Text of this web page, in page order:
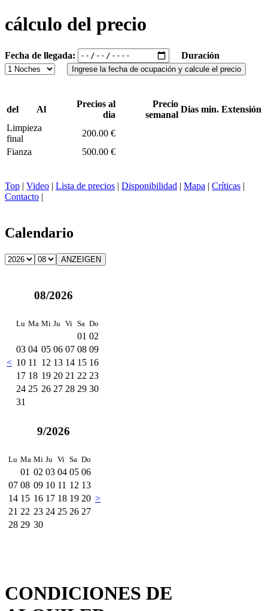
cálculo del precio
Fecha de llegada: Duración
del Al
Precios al
dia
Precio
semanal
Dias min. Extensión
Limpieza
final
200.00 €
Fianza
500.00 €
Top | Video | Lista de precios | Disponibilidad | Mapa | Críticas |
Contacto |
Calendario
08/2026
<
Lu Ma Mi Ju Vi Sa Do
01 02
03 04 05 06 07 08 09
10 11 12 13 14 15 16
17 18 19 20 21 22 23
24 25 26 27 28 29 30
31
9/2026
Lu Ma Mi Ju Vi Sa Do
01 02 03 04 05 06
07 08 09 10 11 12 13
14 15 16 17 18 19 20
21 22 23 24 25 26 27
28 29 30
>
CONDICIONES DE